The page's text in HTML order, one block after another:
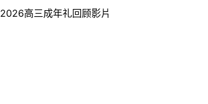
2026高三成年礼回顾影片